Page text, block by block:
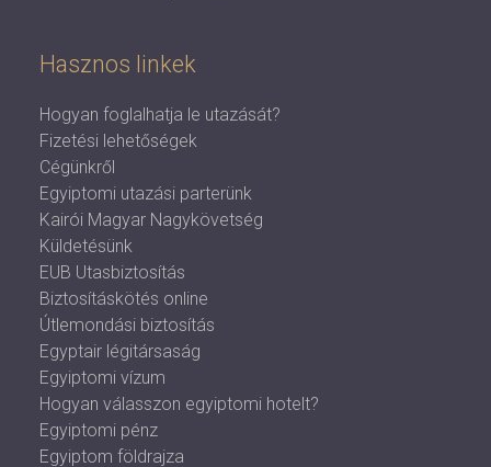
Hasznos linkek
Hogyan foglalhatja le utazását?
Fizetési lehetőségek
Cégünkről
Egyiptomi utazási parterünk
Kairói Magyar Nagykövetség
Küldetésünk
EUB Utasbiztosítás
Biztosításkötés online
Útlemondási biztosítás
Egyptair légitársaság
Egyiptomi vízum
Hogyan válasszon egyiptomi hotelt?
Egyiptomi pénz
Egyiptom földrajza